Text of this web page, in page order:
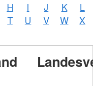
H I J K
L
T U V W
X